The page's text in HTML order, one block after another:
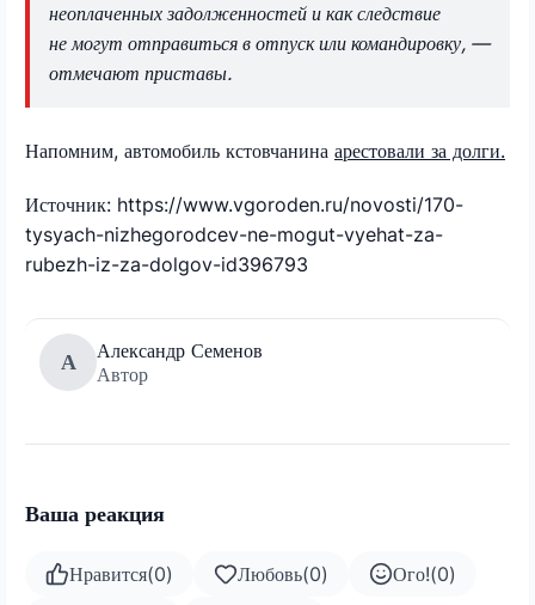
неоплаченных задолженностей и как следствие
не могут отправиться в отпуск или командировку, —
отмечают приставы.
Напомним, автомобиль кстовчанина арестовали за долги.
Источник: https://www.vgoroden.ru/novosti/170-
tysyach-nizhegorodcev-ne-mogut-vyehat-za-
rubezh-iz-za-dolgov-id396793
А
Александр Семенов
Автор
Ваша реакция
Нравится(0) Любовь(0) Ого!(0)